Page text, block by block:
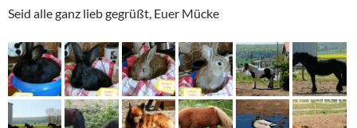
Seid alle ganz lieb gegrüßt, Euer Mücke